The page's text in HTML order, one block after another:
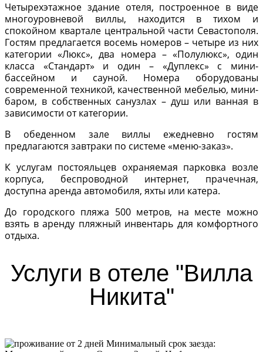
Четырехэтажное здание отеля, построенное в виде
многоуровневой виллы, находится в тихом и
спокойном квартале центральной части Севастополя.
Гостям предлагается восемь номеров – четыре из них
категории «Люкс», два номера – «Полулюкс», один
класса «Стандарт» и один – «Дуплекс» с мини-
бассейном и сауной. Номера оборудованы
современной техникой, качественной мебелью, мини-
баром, в собственных санузлах – душ или ванная в
зависимости от категории.
В обеденном зале виллы ежедневно гостям
предлагаются завтраки по системе «меню-заказ».
К услугам постояльцев охраняемая парковка возле
корпуса, беспроводной интернет, прачечная,
доступна аренда автомобиля, яхты или катера.
До городского пляжа 500 метров, на месте можно
взять в аренду пляжный инвентарь для комфортного
отдыха.
Услуги в отеле "Вилла
Никита"
Минимальный срок заезда: